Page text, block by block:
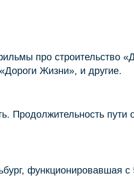
про строительство
Жизни», и другие.
Продолжительность пути
функционировавшая с